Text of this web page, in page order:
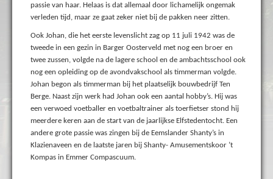
passie van haar. Helaas is dat allemaal door lichamelijk ongemak
verleden tijd, maar ze gaat zeker niet bij de pakken neer zitten.
Ook Johan, die het eerste levenslicht zag op 11 juli 1942 was de
tweede in een gezin in Barger Oosterveld met nog een broer en
twee zussen, volgde na de lagere school en de ambachtsschool ook
nog een opleiding op de avondvakschool als timmerman volgde.
Johan begon als timmerman bij het plaatselijk bouwbedrijf Ten
Berge. Naast zijn werk had Johan ook een aantal hobby’s. Hij was
een verwoed voetballer en voetbaltrainer als toerfietser stond hij
meerdere keren aan de start van de jaarlijkse Elfstedentocht. Een
andere grote passie was zingen bij de Eemslander Shanty’s in
Klazienaveen en de laatste jaren bij Shanty- Amusementskoor ’t
Kompas in Emmer Compascuum.